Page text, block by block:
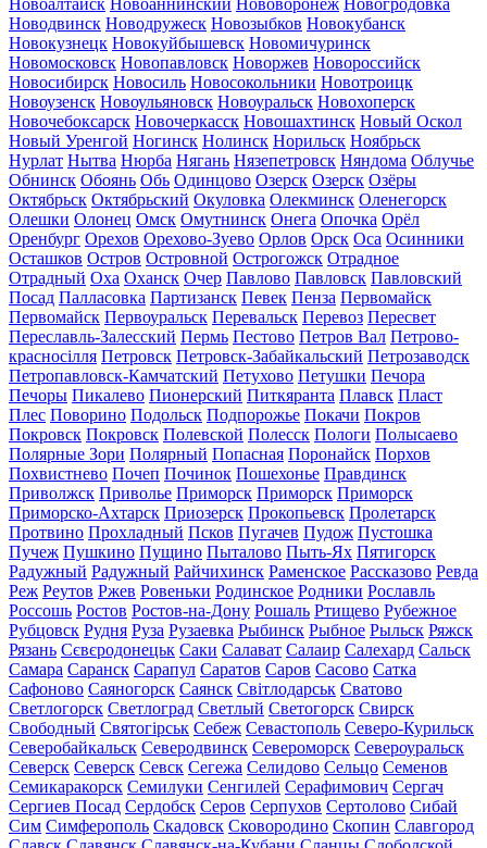
Новоалтайск Новоаннинский Нововоронеж Новогродовка
Новодвинск Новодружеск Новозыбков Новокубанск
Новокузнецк Новокуйбышевск Новомичуринск
Новомосковск Новопавловск Новоржев Новороссийск
Новосибирск Новосиль Новосокольники Новотроицк
Новоузенск Новоульяновск Новоуральск Новохоперск
Новочебоксарск Новочеркасск Новошахтинск Новый Оскол
Новый Уренгой Ногинск Нолинск Норильск Ноябрьск
Нурлат Нытва Нюрба Нягань Нязепетровск Няндома Облучье
Обнинск Обоянь Обь Одинцово Озерск Озерск Озёры
Октябрьск Октябрьский Окуловка Олекминск Оленегорск
Олешки Олонец Омск Омутнинск Онега Опочка Орёл
Оренбург Орехов Орехово-Зуево Орлов Орск Оса Осинники
Осташков Остров Островной Острогожск Отрадное
Отрадный Оха Оханск Очер Павлово Павловск Павловский
Посад Палласовка Партизанск Певек Пенза Первомайск
Первомайск Первоуральск Перевальск Перевоз Пересвет
Переславль-Залесский Пермь Пестово Петров Вал Петрово-
красносілля Петровск Петровск-Забайкальский Петрозаводск
Петропавловск-Камчатский Петухово Петушки Печора
Печоры Пикалево Пионерский Питкяранта Плавск Пласт
Плес Поворино Подольск Подпорожье Покачи Покров
Покровск Покровск Полевской Полесск Пологи Полысаево
Полярные Зори Полярный Попасная Поронайск Порхов
Похвистнево Почеп Починок Пошехонье Правдинск
Приволжск Приволье Приморск Приморск Приморск
Приморско-Ахтарск Приозерск Прокопьевск Пролетарск
Протвино Прохладный Псков Пугачев Пудож Пустошка
Пучеж Пушкино Пущино Пыталово Пыть-Ях Пятигорск
Радужный Радужный Райчихинск Раменское Рассказово Ревда
Реж Реутов Ржев Ровеньки Родинское Родники Рославль
Россошь Ростов Ростов-на-Дону Рошаль Ртищево Рубежное
Рубцовск Рудня Руза Рузаевка Рыбинск Рыбное Рыльск Ряжск
Рязань Сєвєродонецьк Саки Салават Салаир Салехард Сальск
Самара Саранск Сарапул Саратов Саров Сасово Сатка
Сафоново Саяногорск Саянск Світлодарськ Сватово
Светлогорск Светлоград Светлый Светогорск Свирск
Свободный Святогірськ Себеж Севастополь Северо-Курильск
Северобайкальск Северодвинск Североморск Североуральск
Северск Северск Севск Сегежа Селидово Сельцо Семенов
Семикаракорск Семилуки Сенгилей Серафимович Сергач
Сергиев Посад Сердобск Серов Серпухов Сертолово Сибай
Сим Симферополь Скадовск Сковородино Скопин Славгород